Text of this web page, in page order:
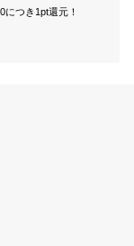
つき1pt還元！